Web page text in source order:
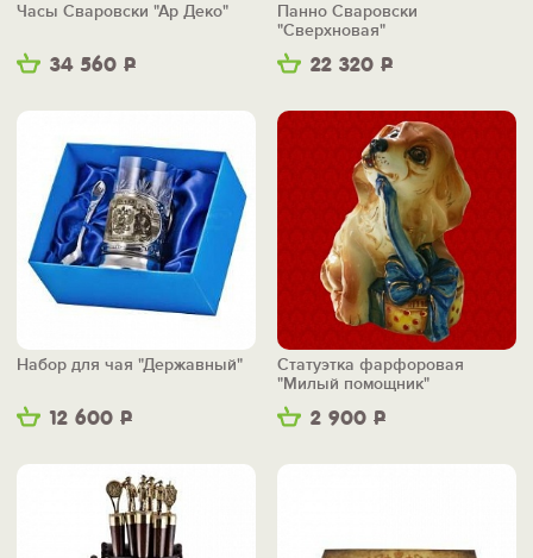
34 560 Р
Часы Сваровски "Ар Деко"
22 320 Р
Панно Сваровски
"Сверхновая"
12 600 Р
Набор для чая "Державный"
2 900 Р
Статуэтка фарфоровая
"Милый помощник"